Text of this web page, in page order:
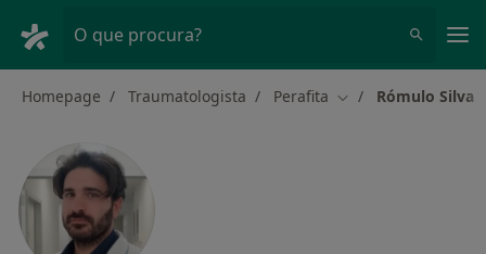
O que procura?
Homepage Traumatologista Perafita Mudar de cidade
Rómulo Silva